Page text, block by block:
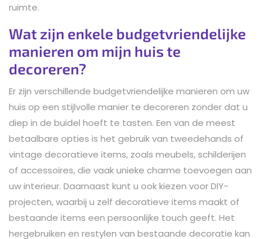
ruimte.
Wat zijn enkele budgetvriendelijke
manieren om mijn huis te
decoreren?
Er zijn verschillende budgetvriendelijke manieren om uw
huis op een stijlvolle manier te decoreren zonder dat u
diep in de buidel hoeft te tasten. Een van de meest
betaalbare opties is het gebruik van tweedehands of
vintage decoratieve items, zoals meubels, schilderijen
of accessoires, die vaak unieke charme toevoegen aan
uw interieur. Daarnaast kunt u ook kiezen voor DIY-
projecten, waarbij u zelf decoratieve items maakt of
bestaande items een persoonlijke touch geeft. Het
hergebruiken en restylen van bestaande decoratie kan